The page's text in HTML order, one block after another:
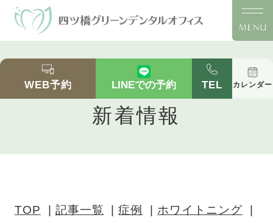
ホワイトニング効果検証６０代男性2-3｜四ツ橋
の歯医者「四ツ橋グリーンデンタルオフィス」｜
四ツ橋駅徒歩2分のホワイトニング
新着情報
TOP 記事一覧 症例
ホワイトニング
WEB予約 LINEでの予約 TEL カレンダー